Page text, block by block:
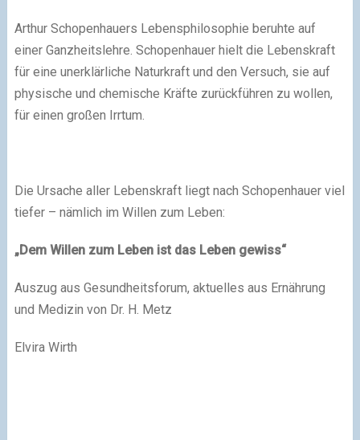
Arthur Schopenhauers Lebensphilosophie beruhte auf
einer Ganzheitslehre. Schopenhauer hielt die Lebenskraft
für eine unerklärliche Naturkraft und den Versuch, sie auf
physische und chemische Kräfte zurückführen zu wollen,
für einen großen Irrtum.
Die Ursache aller Lebenskraft liegt nach Schopenhauer viel
tiefer – nämlich im Willen zum Leben:
„Dem Willen zum Leben ist das Leben gewiss“
Auszug aus Gesundheitsforum, aktuelles aus Ernährung
und Medizin von Dr. H. Metz
Elvira Wirth